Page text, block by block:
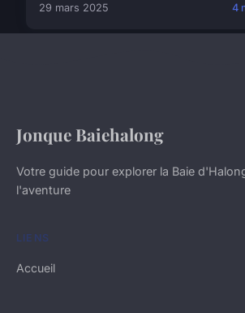
29 mars 2025 4
Jonque Baiehalong
Votre guide pour explorer la Baie
l'aventure
LIENS
Accueil